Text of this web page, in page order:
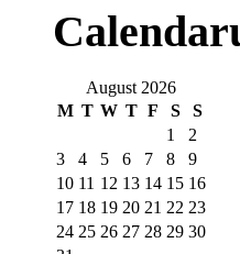
August 2026
M T W T F S
S
1
2
3
4 5 6 7 8
9
10 11 12 13 14 15 16
17 18 19 20 21 22 23
24 25 26 27 28 29 30